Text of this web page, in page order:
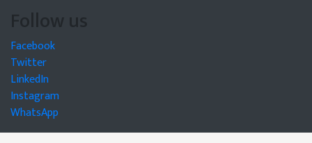
Follow us
Facebook
Twitter
LinkedIn
Instagram
WhatsApp